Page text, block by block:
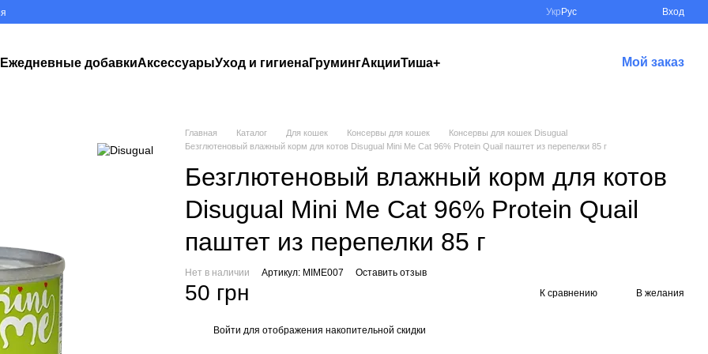
Укр Рус Вход
Ежедневные добавкиАксессуарыУход и гигиенаГрумингАкцииТиша+ Мой заказ
Главная Каталог Для кошек Консервы для кошек
Консервы для кошек Disugual
Безглютеновый влажный корм для котов Disugual Mini Me Cat 96% Protein Quail паштет из перепелки 85 г
Безглютеновый влажный корм для котов
Disugual Mini Me Cat 96% Protein Quail
паштет из перепелки 85 г
Нет в наличии Артикул: MIME007 Оставить отзыв
50 грн К сравнению В желания
Войти для отображения накопительной скидки